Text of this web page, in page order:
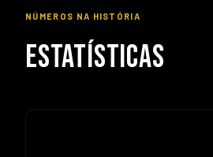
NÚMEROS NA HISTÓRIA
ESTATÍSTICAS